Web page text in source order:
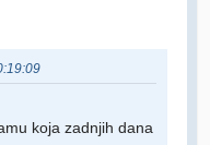
koja zadnjih dana